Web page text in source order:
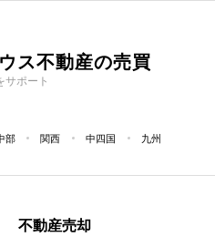
ス不動産の売買
サポート
部 関西 中四国 九州
不動産売却